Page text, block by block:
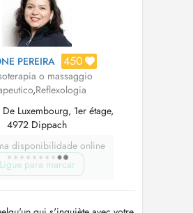
PEREIRA 450
o massaggio
,Reflexologia
Luxembourg, 1er étage,
4972 Dippach
disponibilidade online
Ligue para marcar